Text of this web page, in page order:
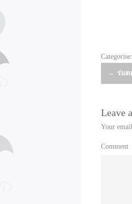
Categorise:
Post
← ร่มต
Leave
Your
Comment